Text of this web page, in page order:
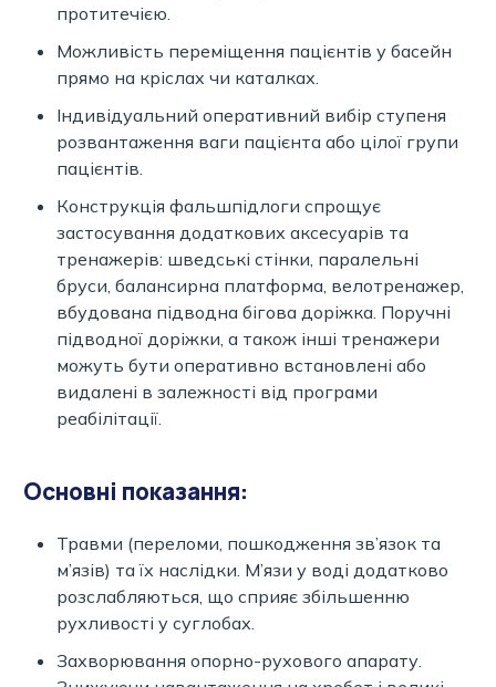
протитечією.
Можливість переміщення пацієнтів у басейн
прямо на кріслах чи каталках.
Індивідуальний оперативний вибір ступеня
розвантаження ваги пацієнта або цілої групи
пацієнтів.
Конструкція фальшпідлоги спрощує
застосування додаткових аксесуарів та
тренажерів: шведські стінки, паралельні
бруси, балансирна платформа, велотренажер,
вбудована підводна бігова доріжка. Поручні
підводної доріжки, а також інші тренажери
можуть бути оперативно встановлені або
видалені в залежності від програми
реабілітації.
Основні показання:
Травми (переломи, пошкодження зв’язок та
м’язів) та їх наслідки. М’язи у воді додатково
розслабляються, що сприяє збільшенню
рухливості у суглобах.
Захворювання опорно-рухового апарату.